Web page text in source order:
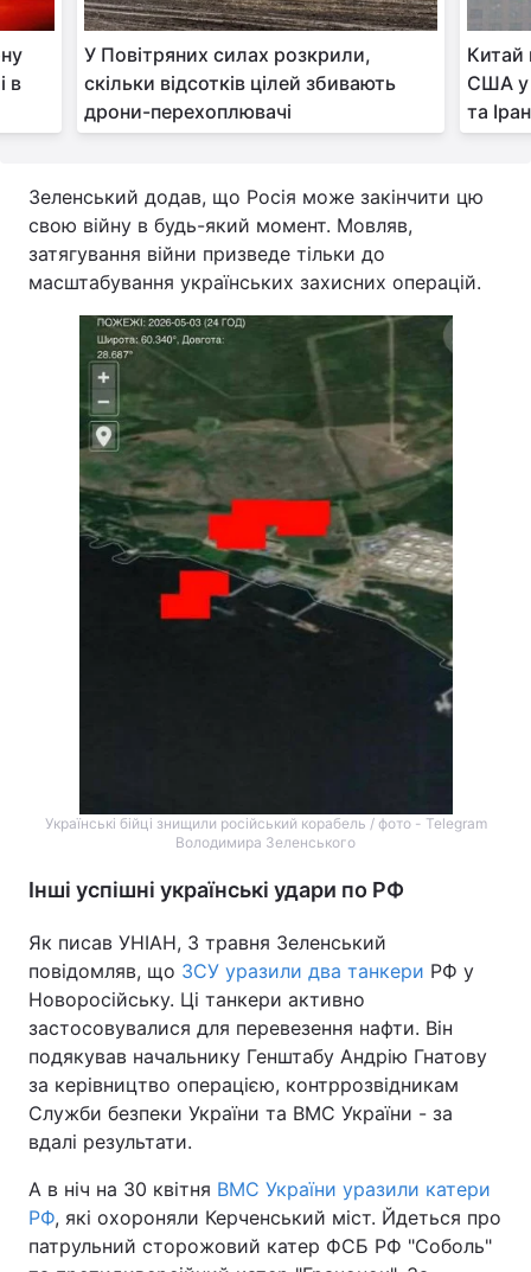
в
У Повітряних силах розкрили,
скільки відсотків цілей збивають
дрони-перехоплювачі
Китай
США у
та
Зеленський додав, що Росія може закінчити цю
свою війну в будь-який момент. Мовляв,
затягування війни призведе тільки до
масштабування українських захисних операцій.
Українські бійці знищили російський корабель / фото - Telegram
Володимира Зеленського
Інші успішні українські удари по РФ
Як писав УНІАН, 3 травня Зеленський
повідомляв, що ЗСУ уразили два танкери РФ у
Новоросійську. Ці танкери активно
застосовувалися для перевезення нафти. Він
подякував начальнику Генштабу Андрію Гнатову
за керівництво операцією, контррозвідникам
Служби безпеки України та ВМС України - за
вдалі результати.
А в ніч на 30 квітня ВМС України уразили катери
РФ, які охороняли Керченський міст. Йдеться про
патрульний сторожовий катер ФСБ РФ "Соболь"